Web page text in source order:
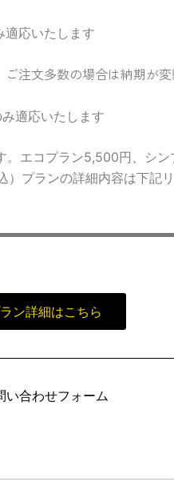
応いたします
注文多数の場合は納期が
適応いたします
エコプラン5,500円、シ
プランの詳細内容は下記リ
ン詳細はこちら
い合わせフォーム